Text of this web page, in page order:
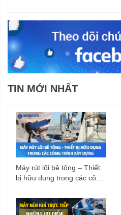
TIN MỚI NHẤT
Máy rút lõi bê tông – Thiết
bị hữu dụng trong các công